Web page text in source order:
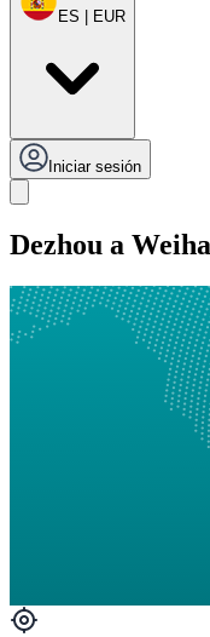
ES | EUR
Iniciar sesión
Dezhou a